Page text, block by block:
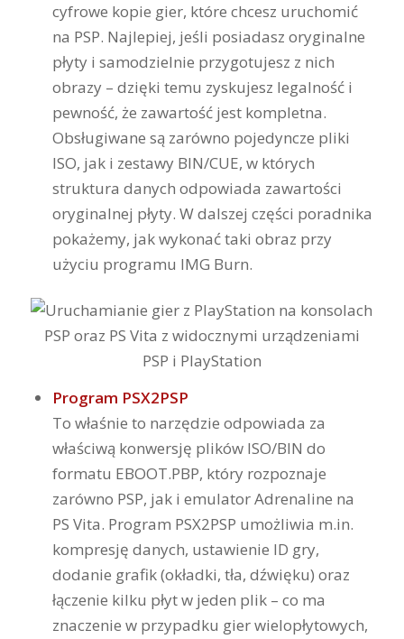
cyfrowe kopie gier, które chcesz uruchomić
na PSP. Najlepiej, jeśli posiadasz oryginalne
płyty i samodzielnie przygotujesz z nich
obrazy – dzięki temu zyskujesz legalność i
pewność, że zawartość jest kompletna.
Obsługiwane są zarówno pojedyncze pliki
ISO, jak i zestawy BIN/CUE, w których
struktura danych odpowiada zawartości
oryginalnej płyty. W dalszej części poradnika
pokażemy, jak wykonać taki obraz przy
użyciu programu IMG Burn.
Program PSX2PSP
To właśnie to narzędzie odpowiada za
właściwą konwersję plików ISO/BIN do
formatu EBOOT.PBP, który rozpoznaje
zarówno PSP, jak i emulator Adrenaline na
PS Vita. Program PSX2PSP umożliwia m.in.
kompresję danych, ustawienie ID gry,
dodanie grafik (okładki, tła, dźwięku) oraz
łączenie kilku płyt w jeden plik – co ma
znaczenie w przypadku gier wielopłytowych,